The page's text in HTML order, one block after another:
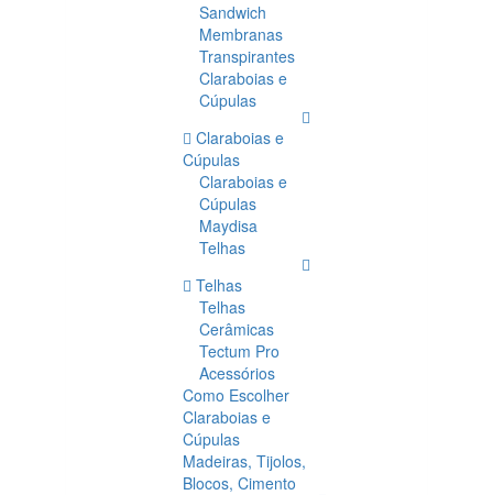
Sandwich
Membranas
Transpirantes
Claraboias e
Cúpulas
Claraboias e
Cúpulas
Claraboias e
Cúpulas
Maydisa
Telhas
Telhas
Telhas
Cerâmicas
Tectum Pro
Acessórios
Como Escolher
Claraboias e
Cúpulas
Madeiras, Tijolos,
Blocos, Cimento